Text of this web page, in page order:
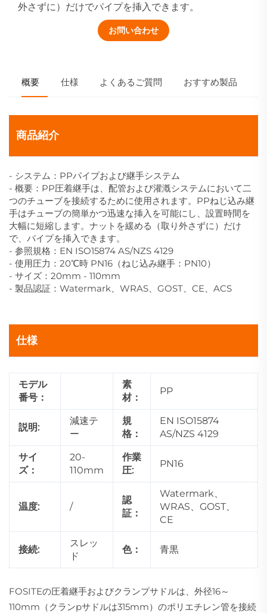
外さずに）だけでパイプを挿入できます。
お問い合わせ
概要 仕様 よくあるご質問 おすすめ製品
商品紹介
- システム：PPパイプおよび継手システム
- 概要：PP圧着継手は、配管および灌漑システムにおいて二
つのチューブを接続するために使用されます。PPねじ込み継
手はチューブの簡単かつ迅速な挿入を可能にし、設置時間を
大幅に短縮します。ナットを緩める（取り外さずに）だけ
で、パイプを挿入できます。
- 参照規格：EN ISO15874 AS/NZS 4129
- 使用圧力：20℃時 PN16（ねじ込み継手：PN10）
- サイズ：20mm - 110mm
- 製品認証：Watermark、WRAS、GOST、CE、ACS
仕様
モデル
番号：
素
材：
PP
説明:
減速テ
ー
規
格：
EN ISO15874
AS/NZS 4129
サイ
ズ：
20-
110mm
作業
圧:
PN16
温度: /
認
証：
Watermark、
WRAS、GOST、
CE
接続:
スレッ
ド
色： 青黒
FOSITEの圧着継手およびクランプサドルは、外径16～
110mm（クランpサドルは315mm）のポリエチレン管を接続